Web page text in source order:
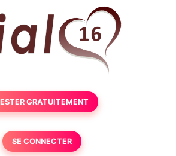
GRATUITEMENT
SE CONNECTER